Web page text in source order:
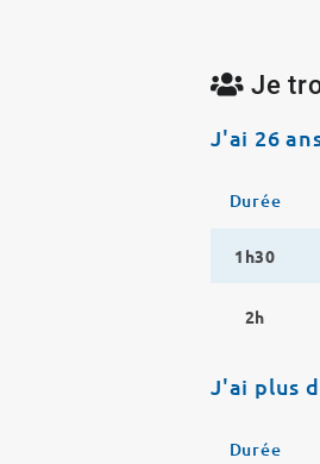
Je
J'ai 26
Durée
1h30
2h
J'ai plus
Durée